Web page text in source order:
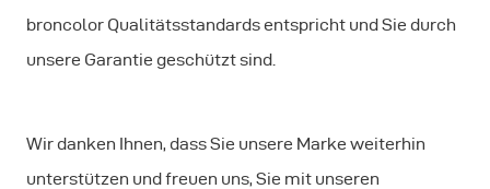
broncolor Qualitätsstandards entspricht und Sie durch
unsere Garantie geschützt sind.
Wir danken Ihnen, dass Sie unsere Marke weiterhin
unterstützen und freuen uns, Sie mit unseren